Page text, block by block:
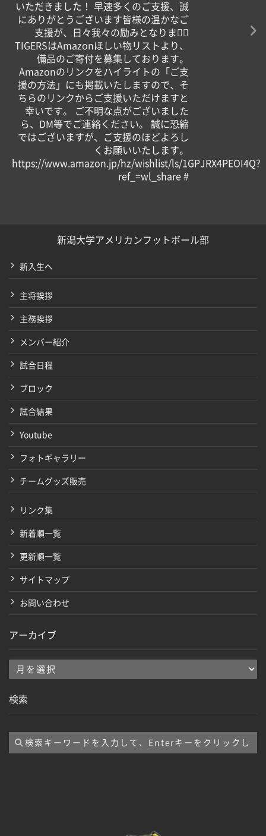
いただきました！ 早速多くのご支援、誠
にありがとうございます皆様の温かなご
支援が、日々我々の励みとなります🏻
TIGERSはAmazonほしい物リストより、
備品のご寄付を募集しております。
Amazonのリンクをハイライトの「ご支
援の方法」にも掲載いたしますので、そ
ちらのリンクからご支援いただけますと
幸いです。 ご不明な点がございました
ら、DM等でご連絡ください。 誠に恐縮
ではございますが、ご支援のほどよろし
くお願いいたします。
https://www.amazon.jp/hz/wishlist/ls/1GPJRX4PEOI4Q?
ref_=wl_share #
新潟大学アメリカンフットボール部
新入生へ
主将挨拶
主務挨拶
メンバー紹介
試合日程
ブロック
試合結果
Youtube
フォトギャラリー
チームグッズ販売
リンク集
新着順一覧
更新順一覧
サイトマップ
お問い合わせ
アーカイブ
ア
カ
ブ
検索